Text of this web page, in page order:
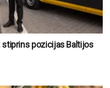
stiprins pozicijas Baltijos